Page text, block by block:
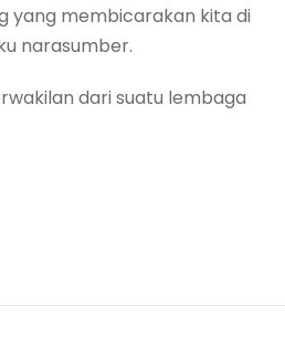
yang membicarakan kita di
narasumber.
dari suatu lembaga